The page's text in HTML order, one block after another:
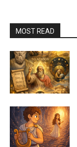
MOST READ